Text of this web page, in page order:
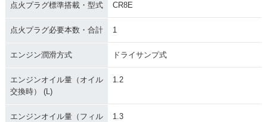
点火プラグ標準搭載・型式 CR8E
点火プラグ必要本数・合計 1
エンジン潤滑方式 ドライサンプ式
エンジンオイル量（オイル
交換時） (L)
1.2
エンジンオイル量（フィル
1.3